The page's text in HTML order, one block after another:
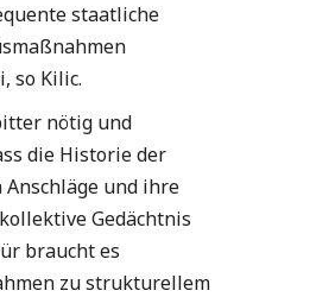
staatliche
so Kilic.
nötig und
die Historie der
und ihre
Gedächtnis
braucht es
zu strukturellem